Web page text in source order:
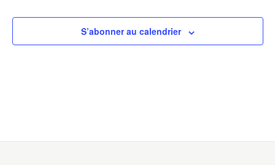
S’abonner au calendrier